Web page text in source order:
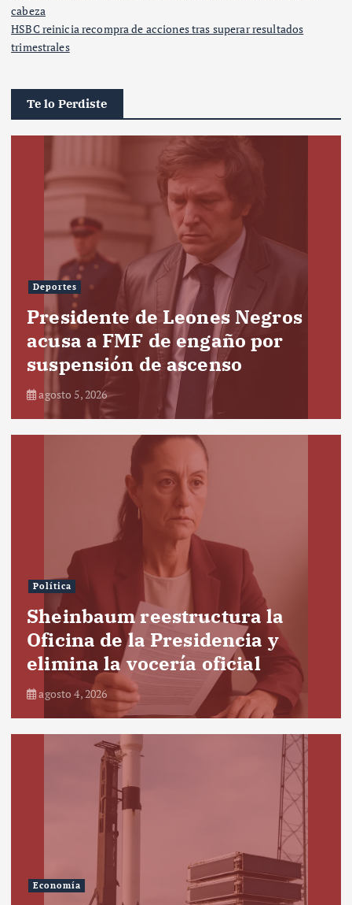
cabeza
HSBC reinicia recompra de acciones tras superar resultados
trimestrales
Te lo Perdiste
Deportes
Presidente de Leones Negros
acusa a FMF de engaño por
suspensión de ascenso
agosto 5, 2026
Política
Sheinbaum reestructura la
Oficina de la Presidencia y
elimina la vocería oficial
agosto 4, 2026
Economía